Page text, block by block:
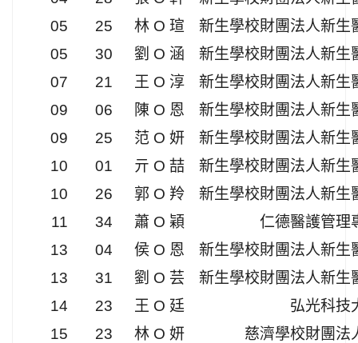
05
25 林 O 瑄
新生學校財團法人新生
05
30 劉 O 涵
新生學校財團法人新生
07
21 王 O 淳
新生學校財團法人新生
09
06 陳 O 恩
新生學校財團法人新生
09
25 范 O 妍
新生學校財團法人新生
10
01 亓 O 喆
新生學校財團法人新生
10
26 郭 O 羚
新生學校財團法人新生
11
34 蕭 O 穎
仁德醫護管理
13
04 侯 O 恩
新生學校財團法人新生
13
31 劉 O 芸
新生學校財團法人新生
14
23 王 O 廷
弘光科技
15
23 林 O 妍
慈濟學校財團法